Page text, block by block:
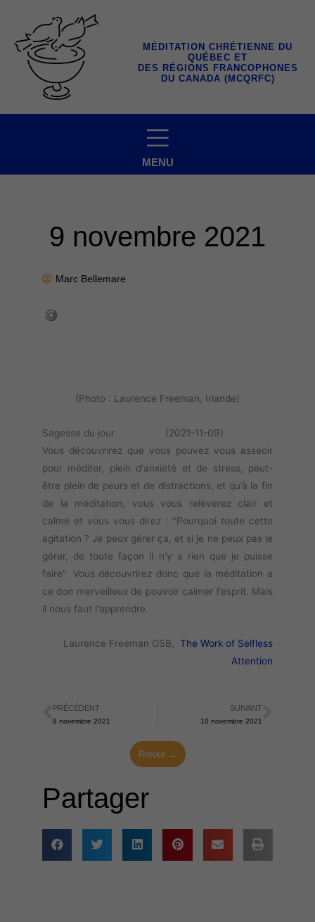
contenu
MÉDITATION CHRÉTIENNE DU
QUÉBEC ET
DES RÉGIONS FRANCOPHONES
DU CANADA (MCQRFC)
MENU
9 novembre 2021
Marc Bellemare
(Photo : Laurence Freeman, Irlande)
Sagesse du jour (2021-11-09)
Vous découvrirez que vous pouvez vous asseoir
pour méditer, plein d'anxiété et de stress, peut-
être plein de peurs et de distractions, et qu’à la fin
de la méditation, vous vous relèverez clair et
calme et vous vous direz : "Pourquoi toute cette
agitation ? Je peux gérer ça, et si je ne peux pas le
gérer, de toute façon il n'y a rien que je puisse
faire". Vous découvrirez donc que la méditation a
ce don merveilleux de pouvoir calmer l'esprit. Mais
il nous faut l'apprendre.
Laurence Freeman OSB,
The Work of Selfless
Attention
Précédent
PRÉCÉDENT
8 novembre 2021
SUIVANT
10 novembre 2021
Retour →
Partager